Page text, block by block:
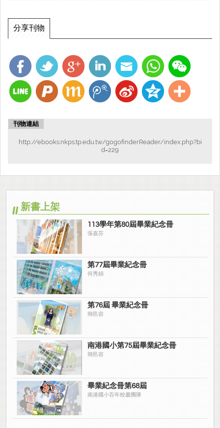
分享刊物
刊物連結
http://ebooks.nkps.tp.edu.tw/gogofinderReader/index.php?bi
d=229
新書上架
113學年第80屆畢業紀念冊
張嘉芬
第77屆畢業紀念冊
何秀娟
第76屆 畢業紀念冊
簡邑容
南港國小第75屆畢業紀念冊
簡邑容
畢業紀念冊第68屆
南港國小百年校慶團隊